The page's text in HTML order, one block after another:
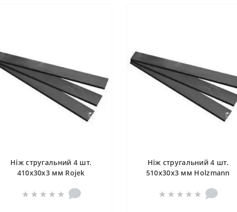
Ніж стругальний 4 шт.
410x30x3 мм Rojek
Ніж стругальний 4 шт.
510x30x3 мм Holzmann